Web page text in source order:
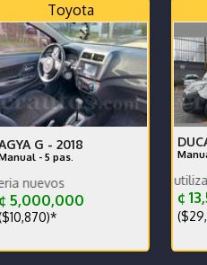
Toyota
G - 2018
- 5 pas.
Llantas
¢ 5,000,000
Muy poco uso se utilizaba como
¢